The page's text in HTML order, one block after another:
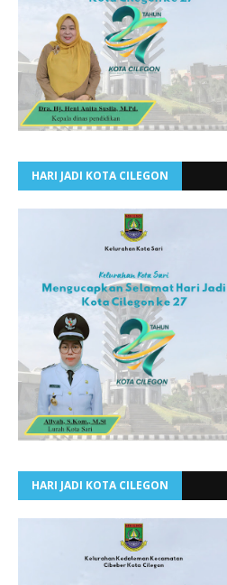
HARI JADI KOTA CILEGON
HARI JADI KOTA CILEGON